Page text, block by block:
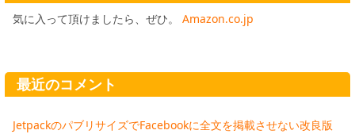
気に入って頂けましたら、ぜひ。 Amazon.co.jp
最近のコメント
JetpackのパブリサイズでFacebookに全文を掲載させない改良版